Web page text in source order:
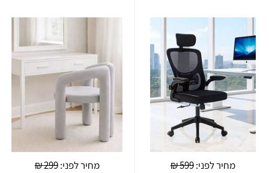
מחיר לפני:599 ₪
מחיר לפני:299 ₪